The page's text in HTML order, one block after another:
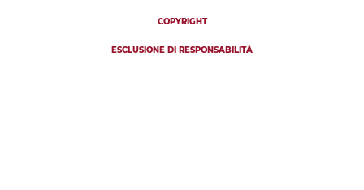
COPYRIGHT
ESCLUSIONE DI RESPONSABILITÀ